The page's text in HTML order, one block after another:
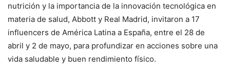
nutrición y la importancia de la innovación tecnológica en
materia de salud, Abbott y Real Madrid, invitaron a 17
influencers de América Latina a España, entre el 28 de
abril y 2 de mayo, para profundizar en acciones sobre una
vida saludable y buen rendimiento físico.